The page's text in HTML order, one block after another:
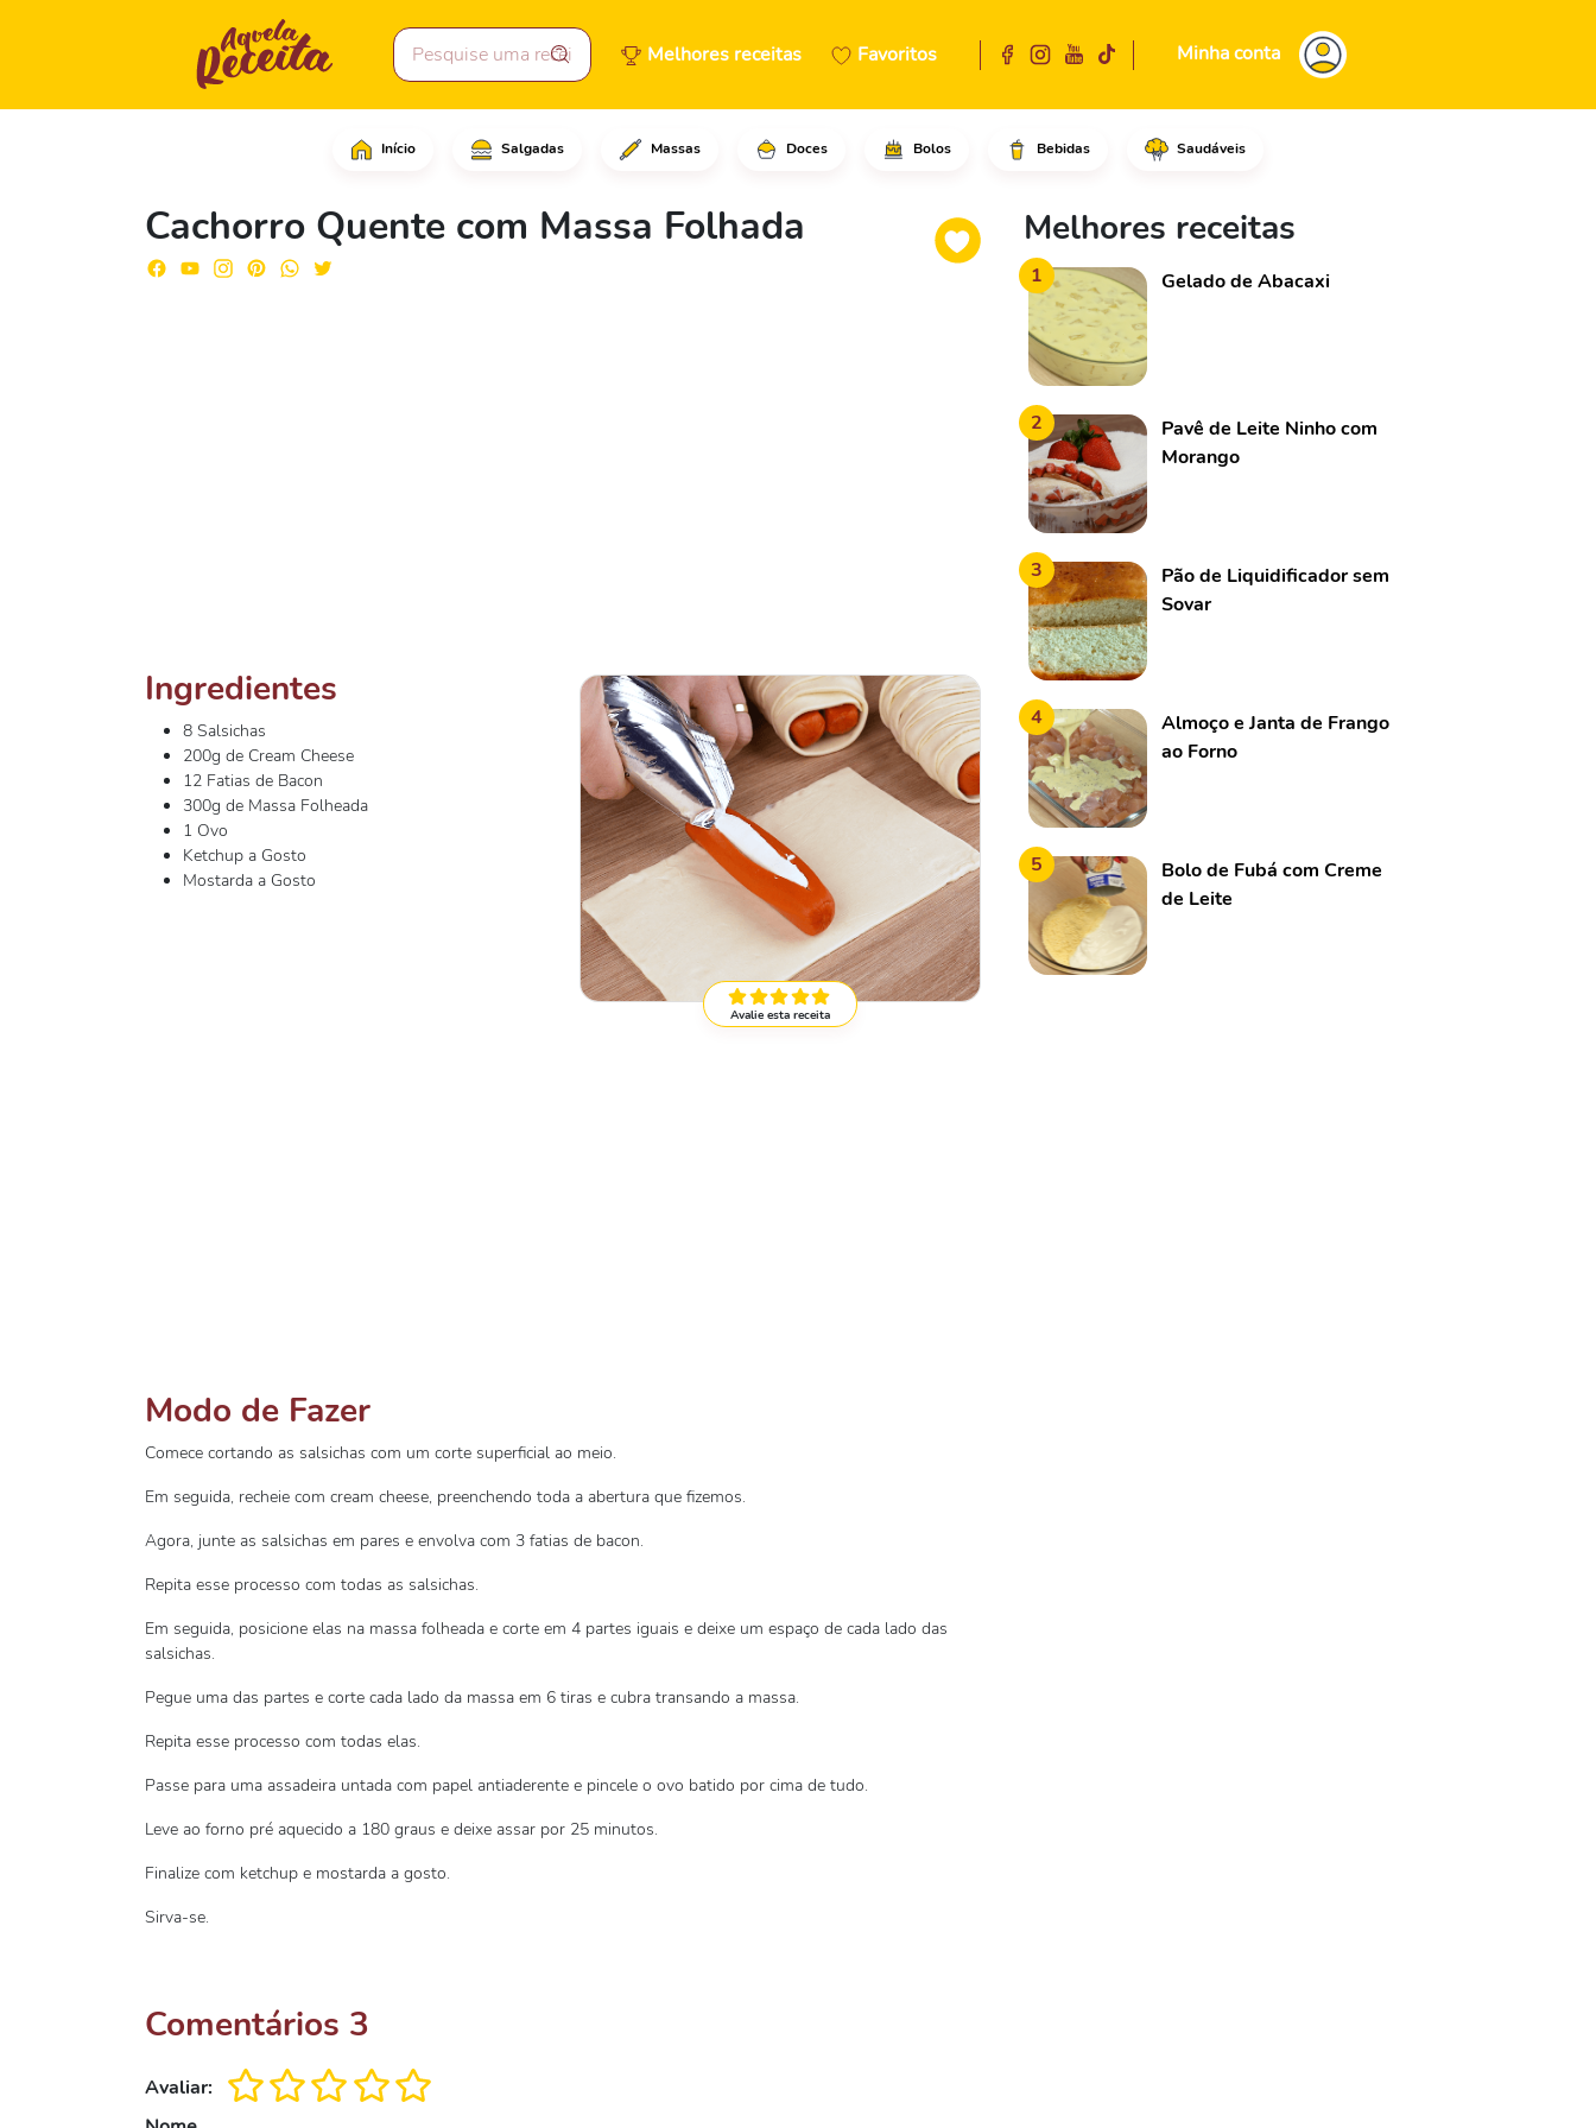
Melhores receitas Favoritos Minha conta
Início Salgadas Massas Doces Bolos Bebidas Saudáveis
Cachorro Quente com Massa Folhada
Comece cortando as salsichas com um corte superficial ao meio.Em seguida,
Avalie esta receita
Ingredientes
8 Salsichas
200g de Cream Cheese
12 Fatias de Bacon
300g de Massa Folheada
1 Ovo
Ketchup a Gosto
Mostarda a Gosto
Modo de Fazer
Comece cortando as salsichas com um corte superficial ao meio.
Em seguida, recheie com cream cheese, preenchendo toda a abertura que fizemos.
Agora, junte as salsichas em pares e envolva com 3 fatias de bacon.
Repita esse processo com todas as salsichas.
Em seguida, posicione elas na massa folheada e corte em 4 partes iguais e deixe um espaço de cada lado das
salsichas.
Pegue uma das partes e corte cada lado da massa em 6 tiras e cubra transando a massa.
Repita esse processo com todas elas.
Passe para uma assadeira untada com papel antiaderente e pincele o ovo batido por cima de tudo.
Leve ao forno pré aquecido a 180 graus e deixe assar por 25 minutos.
Finalize com ketchup e mostarda a gosto.
Sirva-se.
Comentários 3
Avaliar:
Melhores receitas
1 Gelado de Abacaxi
2
Pavê de Leite Ninho com
Morango
3
Pão de Liquidificador sem
Sovar
4
Almoço e Janta de Frango
ao Forno
5
Bolo de Fubá com Creme
de Leite